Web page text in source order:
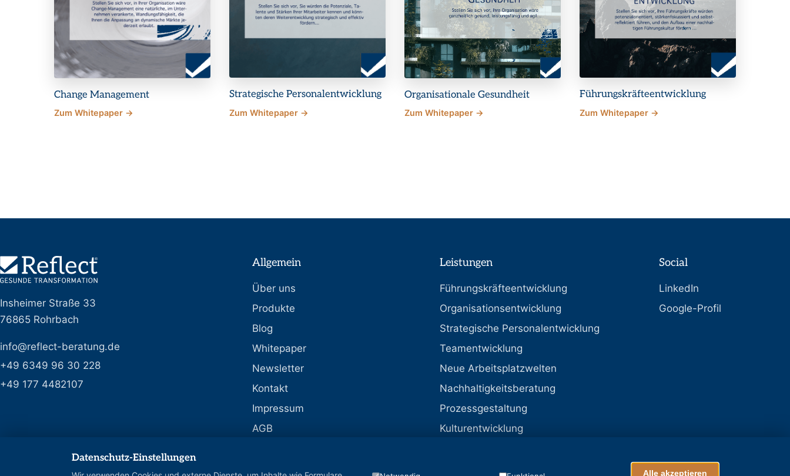
Change Management
Zum Whitepaper →
Strategische Personalentwicklung
Zum Whitepaper →
Organisationale Gesundheit
Zum Whitepaper →
Führungskräfteentwicklung
Zum Whitepaper →
Insheimer Straße 33
76865 Rohrbach
info@reflect-beratung.de
+49 6349 96 30 228
+49 177 4482107
Allgemein
Über uns
Produkte
Blog
Whitepaper
Newsletter
Kontakt
Impressum
AGB
Leistungen
Führungskräfteentwicklung
Organisationsentwicklung
Strategische Personalentwicklung
Teamentwicklung
Neue Arbeitsplatzwelten
Nachhaltigkeitsberatung
Prozessgestaltung
Kulturentwicklung
Social
LinkedIn
Google-Profil
Datenschutz-Einstellungen
Alle akzeptieren